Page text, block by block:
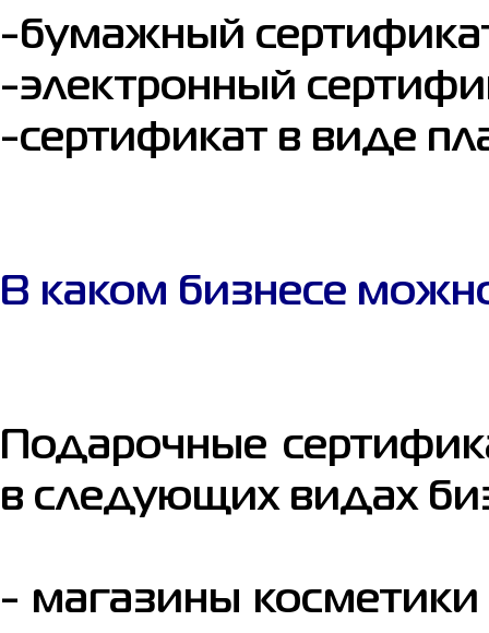
-бумажный
-электронный
-сертификат в виде
В каком бизнесе
Подарочные
в следующих видах
- магазины косметики